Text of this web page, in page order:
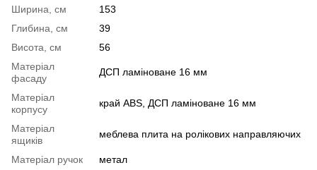
Ширина, см
153
Глибина, см
39
Висота, см
56
Матеріал
фасаду
ДСП ламіноване 16 мм
Матеріал
корпусу
край ABS, ДСП ламіноване 16 мм
Матеріал
ящиків
меблева плита на ролікових направляючих
Матеріал ручок
метал